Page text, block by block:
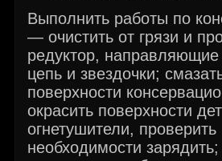
Выполнить работы по
— очистить от грязи и
редуктор,
цепь и звездочки;
поверхности
окрасить поверхности
огнетушители,
необходимости